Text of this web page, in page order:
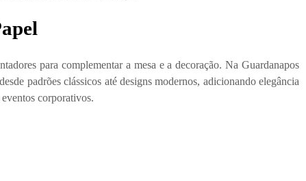
para complementar a mesa e a decoração. Na Guardanapos
padrões clássicos até designs modernos, adicionando elegância
corporativos.